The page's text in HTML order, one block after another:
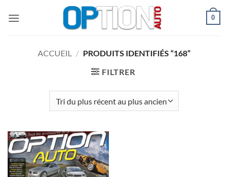
0
ACCUEIL / PRODUITS IDENTIFIÉS “168”
FILTRER